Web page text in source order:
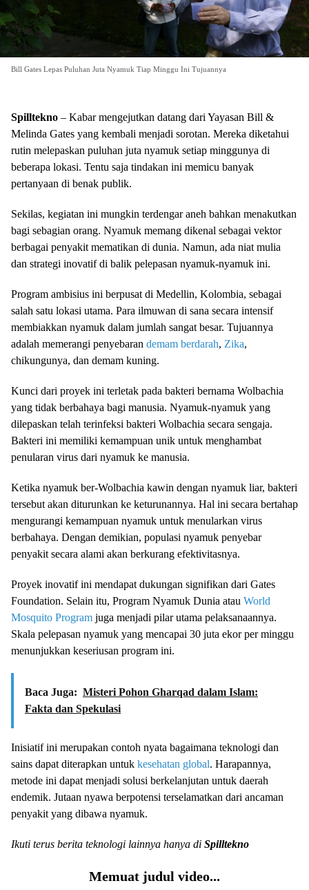
Bill Gates Lepas Puluhan Juta Nyamuk Tiap Minggu Ini Tujuannya
Spilltekno – Kabar mengejutkan datang dari Yayasan Bill &
Melinda Gates yang kembali menjadi sorotan. Mereka diketahui
rutin melepaskan puluhan juta nyamuk setiap minggunya di
beberapa lokasi. Tentu saja tindakan ini memicu banyak
pertanyaan di benak publik.
Sekilas, kegiatan ini mungkin terdengar aneh bahkan menakutkan
bagi sebagian orang. Nyamuk memang dikenal sebagai vektor
berbagai penyakit mematikan di dunia. Namun, ada niat mulia
dan strategi inovatif di balik pelepasan nyamuk-nyamuk ini.
Program ambisius ini berpusat di Medellin, Kolombia, sebagai
salah satu lokasi utama. Para ilmuwan di sana secara intensif
membiakkan nyamuk dalam jumlah sangat besar. Tujuannya
adalah memerangi penyebaran demam berdarah, Zika,
chikungunya, dan demam kuning.
Kunci dari proyek ini terletak pada bakteri bernama Wolbachia
yang tidak berbahaya bagi manusia. Nyamuk-nyamuk yang
dilepaskan telah terinfeksi bakteri Wolbachia secara sengaja.
Bakteri ini memiliki kemampuan unik untuk menghambat
penularan virus dari nyamuk ke manusia.
Ketika nyamuk ber-Wolbachia kawin dengan nyamuk liar, bakteri
tersebut akan diturunkan ke keturunannya. Hal ini secara bertahap
mengurangi kemampuan nyamuk untuk menularkan virus
berbahaya. Dengan demikian, populasi nyamuk penyebar
penyakit secara alami akan berkurang efektivitasnya.
Proyek inovatif ini mendapat dukungan signifikan dari Gates
Foundation. Selain itu, Program Nyamuk Dunia atau World
Mosquito Program juga menjadi pilar utama pelaksanaannya.
Skala pelepasan nyamuk yang mencapai 30 juta ekor per minggu
menunjukkan keseriusan program ini.
Baca Juga: Misteri Pohon Gharqad dalam Islam:
Fakta dan Spekulasi
Inisiatif ini merupakan contoh nyata bagaimana teknologi dan
sains dapat diterapkan untuk kesehatan global. Harapannya,
metode ini dapat menjadi solusi berkelanjutan untuk daerah
endemik. Jutaan nyawa berpotensi terselamatkan dari ancaman
penyakit yang dibawa nyamuk.
Ikuti terus berita teknologi lainnya hanya di Spilltekno
Memuat judul video...